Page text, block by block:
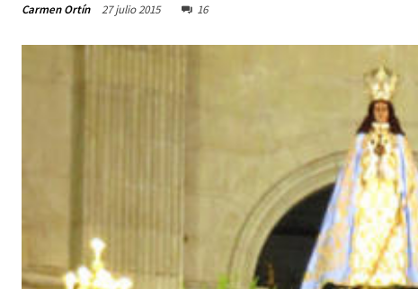
Carmen Ortín 27 julio 2015 16